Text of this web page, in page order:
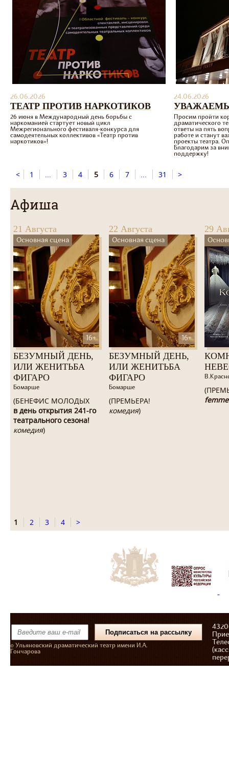
26.06.2026
ТЕАТР ПРОТИВ НАРКОТИКОВ
26 июня в Международный день борьбы с
наркоманией стартует новый цикл
Межрегионального фестиваля-конкурса для
самодеятельных коллективов «Театр против
наркотиков»!
24.06.2026
Просим пройти
драматического
ответы на пять
работе и станут
проекты театра.
Благодарим за
поддержку!
< 1 ... 3 4 5 6 7 ... 31 >
Афиша
21 Августа
Основная сцена
16+
БЕЗУМНЫЙ ДЕНЬ,
ИЛИ ЖЕНИТЬБА
ФИГАРО
Бомарше
(БЕНЕФИС МОЛОДЫХ
в день открытия 241-го
театрального сезона!
комедия)
22 Августа
Основная сцена
16+
БЕЗУМНЫЙ ДЕНЬ,
ИЛИ ЖЕНИТЬБА
ФИГАРО
Бомарше
(ПРЕМЬЕРА!
комедия)
29
1 2 3 4 >
© Ульяновский драматический театр имени И.А.
Гончарова